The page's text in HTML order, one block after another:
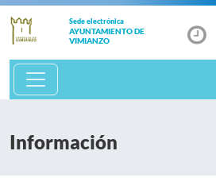
Sede electrónica
AYUNTAMIENTO DE
VIMIANZO
Información